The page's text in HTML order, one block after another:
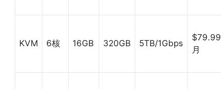
KVM 6核 16GB 320GB 5TB/1Gbps
月